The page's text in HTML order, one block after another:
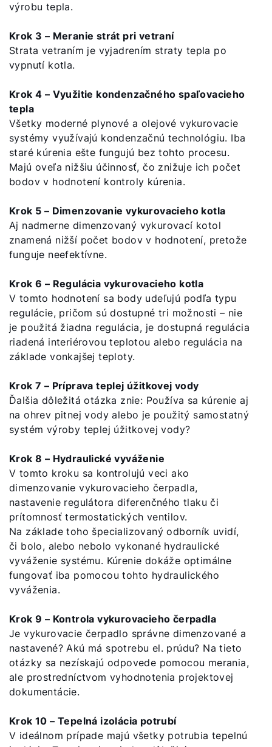
výrobu tepla.
Krok 3 – Meranie strát pri vetraní
Strata vetraním je vyjadrením straty tepla po
vypnutí kotla.
Krok 4 – Využitie kondenzačného spaľovacieho
tepla
Všetky moderné plynové a olejové vykurovacie
systémy využívajú kondenzačnú technológiu. Iba
staré kúrenia ešte fungujú bez tohto procesu.
Majú oveľa nižšiu účinnosť, čo znižuje ich počet
bodov v hodnotení kontroly kúrenia.
Krok 5 – Dimenzovanie vykurovacieho kotla
Aj nadmerne dimenzovaný vykurovací kotol
znamená nižší počet bodov v hodnotení, pretože
funguje neefektívne.
Krok 6 – Regulácia vykurovacieho kotla
V tomto hodnotení sa body udeľujú podľa typu
regulácie, pričom sú dostupné tri možnosti – nie
je použitá žiadna regulácia, je dostupná regulácia
riadená interiérovou teplotou alebo regulácia na
základe vonkajšej teploty.
Krok 7 – Príprava teplej úžitkovej vody
Ďalšia dôležitá otázka znie: Používa sa kúrenie aj
na ohrev pitnej vody alebo je použitý samostatný
systém výroby teplej úžitkovej vody?
Krok 8 – Hydraulické vyváženie
V tomto kroku sa kontrolujú veci ako
dimenzovanie vykurovacieho čerpadla,
nastavenie regulátora diferenčného tlaku či
prítomnosť termostatických ventilov.
Na základe toho špecializovaný odborník uvidí,
či bolo, alebo nebolo vykonané hydraulické
vyváženie systému. Kúrenie dokáže optimálne
fungovať iba pomocou tohto hydraulického
vyváženia.
Krok 9 – Kontrola vykurovacieho čerpadla
Je vykurovacie čerpadlo správne dimenzované a
nastavené? Akú má spotrebu el. prúdu? Na tieto
otázky sa nezískajú odpovede pomocou merania,
ale prostredníctvom vyhodnotenia projektovej
dokumentácie.
Krok 10 – Tepelná izolácia potrubí
V ideálnom prípade majú všetky potrubia tepelnú
Dobrý deň!
Ako vám môžeme pomôcť?
Kontaktný formulár
Kontakty
Nájdite si odborníka
Obchodný tím
Kariéra
5-ročná záruka
Dotácie